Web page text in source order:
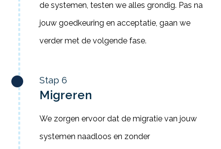
de systemen, testen we alles grondig. Pas na
jouw goedkeuring en acceptatie, gaan we
verder met de volgende fase.
Stap 6
Migreren
We zorgen ervoor dat de migratie van jouw
systemen naadloos en zonder